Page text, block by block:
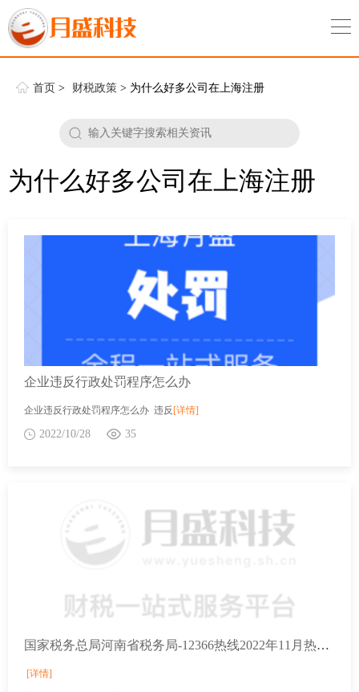
首页 > 财税政策 > 为什么好多公司在上海注册
为什么好多公司在上海注册
企业违反行政处罚程序怎么办
企业违反行政处罚程序怎么办 违反 [详情]
2022/10/28 35
国家税务总局河南省税务局-12366热线2022年11月热点问题
[详情]